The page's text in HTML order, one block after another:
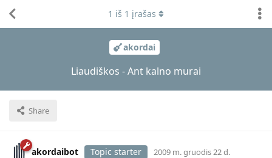
akordai
Liaudiškos - Ant kalno murai
Share
1 iš 1 įrašas
akordaibot Topic starter 2009 m. gruodis 22 d.